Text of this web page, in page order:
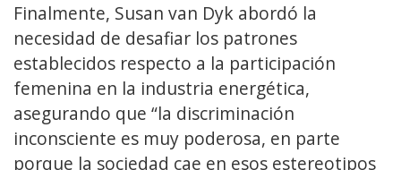
Finalmente, Susan van Dyk abordó la
necesidad de desafiar los patrones
establecidos respecto a la participación
femenina en la industria energética,
asegurando que “la discriminación
inconsciente es muy poderosa, en parte
porque la sociedad cae en esos estereotipos